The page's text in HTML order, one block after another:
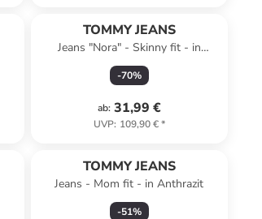
TOMMY JEANS
Jeans "Nora" - Skinny fit - in
Dunkelblau
-70%
ab: 31,99 €
UVP: 109,90 €*
TOMMY JEANS
Jeans - Mom fit - in Anthrazit
-51%